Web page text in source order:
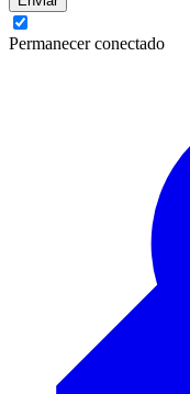
Permanecer conectado